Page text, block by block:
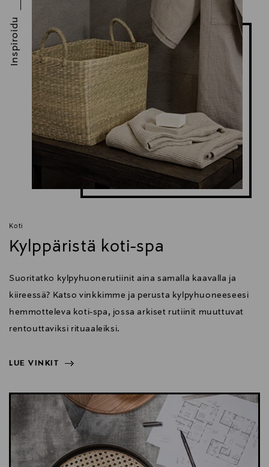
Koti
Kylppäristä koti-spa
Suoritatko kylpyhuonerutiinit aina samalla kaavalla ja
kiireessä? Katso vinkkimme ja perusta kylpyhuoneeseesi
hemmotteleva koti-spa, jossa arkiset rutiinit muuttuvat
rentouttaviksi rituaaleiksi.
LUE VINKIT
Inspiroidu
LUE VINKIT